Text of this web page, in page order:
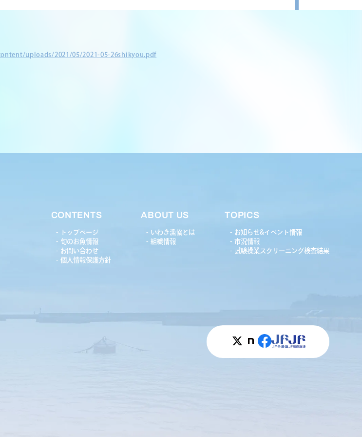
uploads/2021/05/2021-05-26shikyou.pdf
CONTENTS
トップページ
旬のお魚情報
お問い合わせ
個人情報保護方針
ABOUT US
いわき漁協とは
組織情報
TOPICS
お知らせ&イベント情報
市況情報
試験操業スクリーニング検査結果